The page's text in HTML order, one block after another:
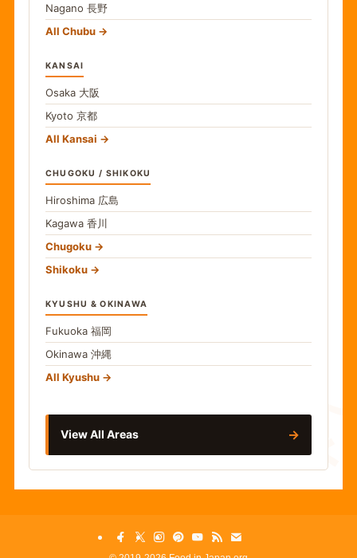
食
Nagano 長野
All Chubu
KANSAI
Osaka 大阪
Kyoto 京都
All Kansai
CHUGOKU / SHIKOKU
Hiroshima 広島
Kagawa 香川
Chugoku
Shikoku
KYUSHU & OKINAWA
Fukuoka 福岡
Okinawa 沖縄
All Kyushu
View All Areas →